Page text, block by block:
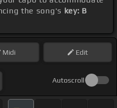
the song's key: B
Midi Edit
Autoscroll